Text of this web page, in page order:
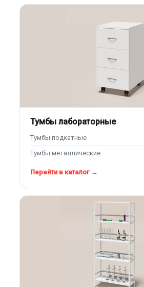
Тумбы лабораторные
Тумбы подкатные
Тумбы металлические
Перейти в каталог →